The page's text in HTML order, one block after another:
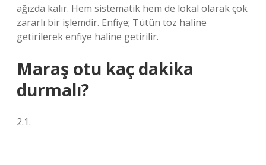
ağızda kalır. Hem sistematik hem de lokal olarak çok
zararlı bir işlemdir. Enfiye; Tütün toz haline
getirilerek enfiye haline getirilir.
Maraş otu kaç dakika
durmalı?
2.1.